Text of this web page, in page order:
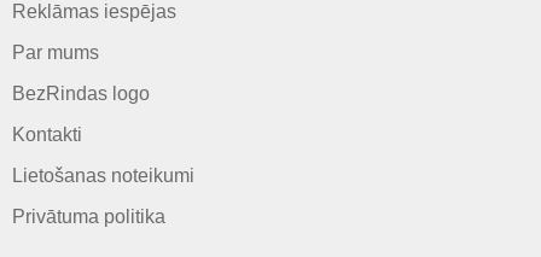
Reklāmas iespējas
Par mums
BezRindas logo
Kontakti
Lietošanas noteikumi
Privātuma politika